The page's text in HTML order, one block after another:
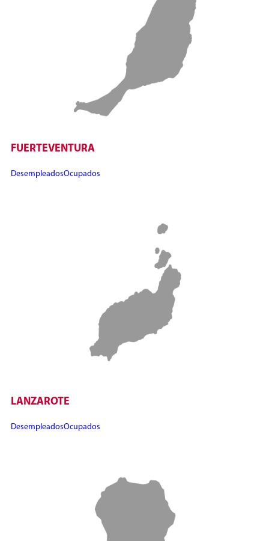
FUERTEVENTURA
DesempleadosOcupados
LANZAROTE
DesempleadosOcupados